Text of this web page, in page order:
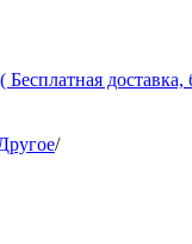
доставка,
/